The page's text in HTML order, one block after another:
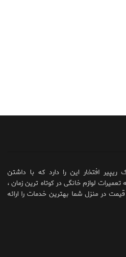
ریپیر افتخار این را دارد که با داشتن
لوازم خانگی در کوتاه ترین زمان ،
در منزل شما بهترین خدمات را ارائه